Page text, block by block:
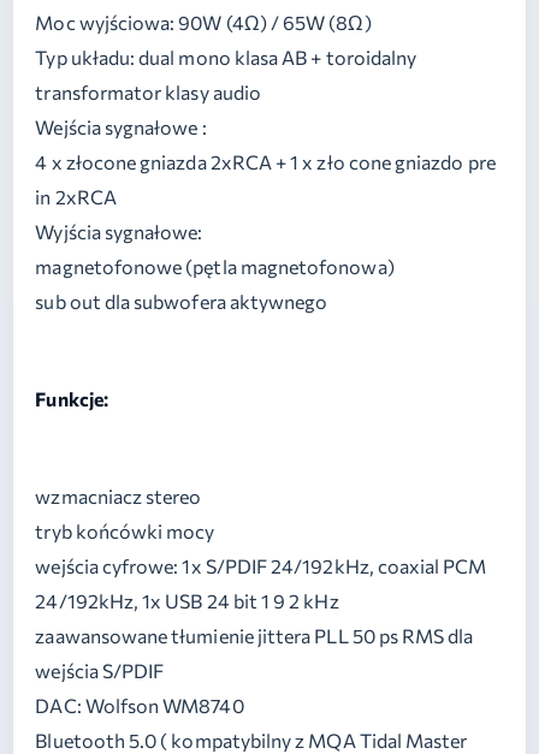
Moc wyjściowa: 90W (4Ω) / 65W (8Ω)
Typ układu: dual mono klasa AB + toroidalny
transformator klasy audio
Wejścia sygnałowe :
4 x złocone gniazda 2xRCA + 1 x zło cone gniazdo pre
in 2xRCA
Wyjścia sygnałowe:
magnetofonowe (pętla magnetofonowa)
sub out dla subwofera aktywnego
Funkcje:
wzmacniacz stereo
tryb końcówki mocy
wejścia cyfrowe: 1x S/PDIF 24/192kHz, coaxial PCM
24/192kHz, 1x USB 24 bit 1 9 2 kHz
zaawansowane tłumienie jittera PLL 50 ps RMS dla
wejścia S/PDIF
DAC: Wolfson WM8740
Bluetooth 5.0 ( kompatybilny z MQA Tidal Master